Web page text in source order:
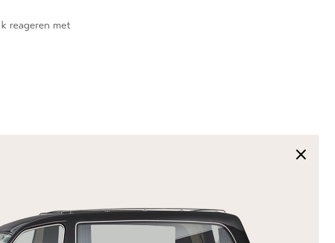
reageren met